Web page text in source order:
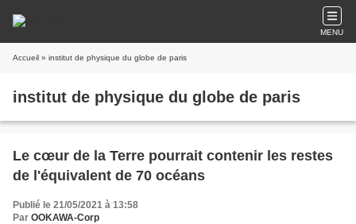
MENU
Accueil » institut de physique du globe de paris
institut de physique du globe de paris
Le cœur de la Terre pourrait contenir les restes
de l'équivalent de 70 océans
Publié le 21/05/2021 à 13:58
Par OOKAWA-Corp